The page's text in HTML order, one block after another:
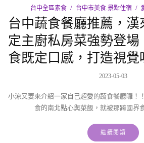
台中全區素食 台中市美食.景點住宿
台中蔬食餐廳推薦，漢
定主廚私房菜強勢登場
食既定口感，打造視覺
2023-05-03
小涼又要來介紹一家自己超愛的蔬食餐廳囉！
食的南北點心與菜飯，就被那跨國界
繼續閱讀